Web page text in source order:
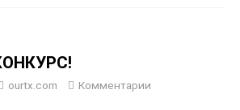
ourtx.com
Комментарии